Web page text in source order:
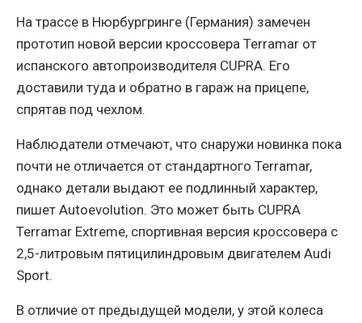
На трассе в Нюрбургринге (Германия) замечен
прототип новой версии кроссовера Terramar от
испанского автопроизводителя CUPRA. Его
доставили туда и обратно в гараж на прицепе,
спрятав под чехлом.
Наблюдатели отмечают, что снаружи новинка пока
почти не отличается от стандартного Terramar,
однако детали выдают ее подлинный характер,
пишет Аutoevolution. Это может быть CUPRA
Terramar Extreme, спортивная версия кроссовера с
2,5-литровым пятицилиндровым двигателем Audi
Sport.
В отличие от предыдущей модели, у этой колеса